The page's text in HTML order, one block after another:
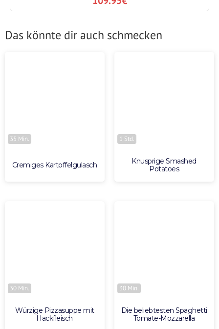
Das könnte dir auch schmecken
35 Min.
Cremiges Kartoffelgulasch
1 Std.
Knusprige Smashed
Potatoes
30 Min.
Würzige Pizzasuppe mit
Hackfleisch
30 Min.
Die beliebtesten Spaghetti
Tomate-Mozzarella